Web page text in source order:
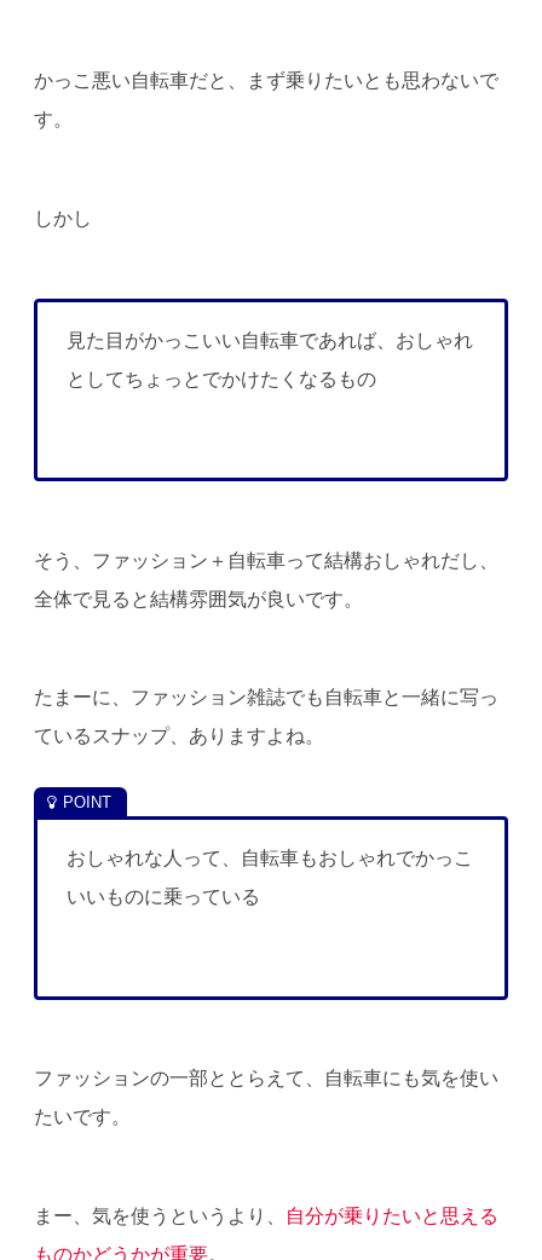
かっこ悪い自転車だと、まず乗りたいとも思わないで
す。
しかし
見た目がかっこいい自転車であれば、おしゃれ
としてちょっとでかけたくなるもの
そう、ファッション＋自転車って結構おしゃれだし、
全体で見ると結構雰囲気が良いです。
たまーに、ファッション雑誌でも自転車と一緒に写っ
ているスナップ、ありますよね。
おしゃれな人って、自転車もおしゃれでかっこ
いいものに乗っている
ファッションの一部ととらえて、自転車にも気を使い
たいです。
まー、気を使うというより、 自分が乗りたいと思える
ものかどうかが重要。